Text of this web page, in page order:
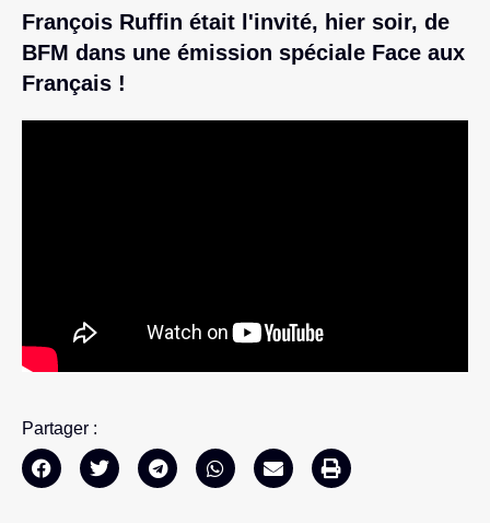
François Ruffin était l'invité, hier soir, de
BFM dans une émission spéciale Face aux
Français !
Partager :